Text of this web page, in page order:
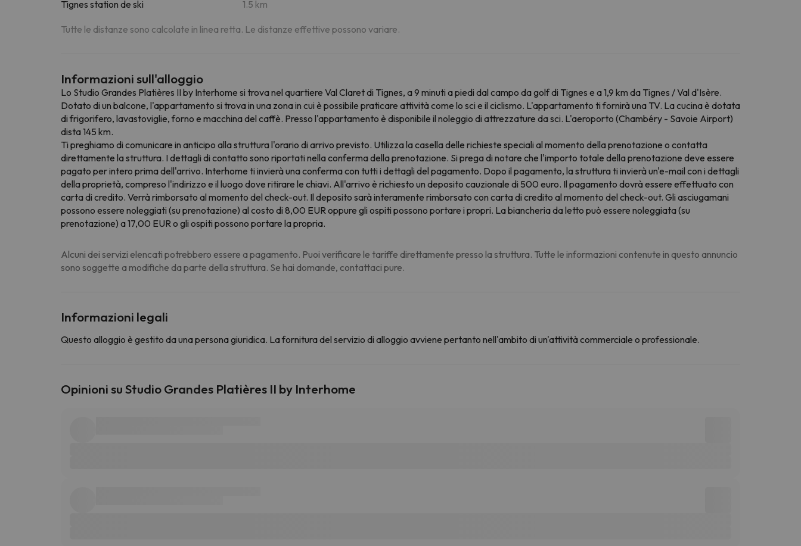
Tignes station de ski 1.5 km
Tutte le distanze sono calcolate in linea retta. Le distanze effettive possono variare.
Informazioni sull'alloggio
Lo Studio Grandes Platières II by Interhome si trova nel quartiere Val Claret di Tignes, a 9 minuti a piedi dal campo da golf di Tignes e a 1,9 km da Tignes / Val d'Isère.
Dotato di un balcone, l'appartamento si trova in una zona in cui è possibile praticare attività come lo sci e il ciclismo. L'appartamento ti fornirà una TV. La cucina è dotata
di frigorifero, lavastoviglie, forno e macchina del caffè. Presso l'appartamento è disponibile il noleggio di attrezzature da sci. L'aeroporto (Chambéry - Savoie Airport)
dista 145 km.
Ti preghiamo di comunicare in anticipo alla struttura l'orario di arrivo previsto. Utilizza la casella delle richieste speciali al momento della prenotazione o contatta
direttamente la struttura. I dettagli di contatto sono riportati nella conferma della prenotazione. Si prega di notare che l'importo totale della prenotazione deve essere
pagato per intero prima dell'arrivo. Interhome ti invierà una conferma con tutti i dettagli del pagamento. Dopo il pagamento, la struttura ti invierà un'e-mail con i dettagli
della proprietà, compreso l'indirizzo e il luogo dove ritirare le chiavi. All'arrivo è richiesto un deposito cauzionale di 500 euro. Il pagamento dovrà essere effettuato con
carta di credito. Verrà rimborsato al momento del check-out. Il deposito sarà interamente rimborsato con carta di credito al momento del check-out. Gli asciugamani
possono essere noleggiati (su prenotazione) al costo di 8,00 EUR oppure gli ospiti possono portare i propri. La biancheria da letto può essere noleggiata (su
prenotazione) a 17,00 EUR o gli ospiti possono portare la propria.
Alcuni dei servizi elencati potrebbero essere a pagamento. Puoi verificare le tariffe direttamente presso la struttura. Tutte le informazioni contenute in questo annuncio
sono soggette a modifiche da parte della struttura. Se hai domande, contattaci pure.
Informazioni legali
Questo alloggio è gestito da una persona giuridica. La fornitura del servizio di alloggio avviene pertanto nell'ambito di un'attività commerciale o professionale.
Opinioni su Studio Grandes Platières II by Interhome